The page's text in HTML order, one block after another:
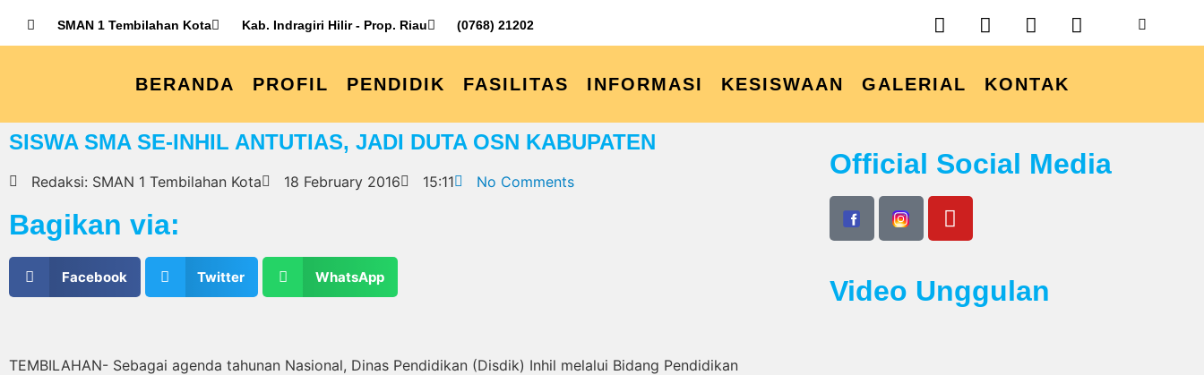
SMAN 1 Tembilahan Kota Kab. Indragiri Hilir - Prop. Riau (0768) 21202
BERANDA PROFIL PENDIDIK FASILITAS INFORMASI KESISWAAN GALERIAL KONTAK
SISWA SMA SE-INHIL ANTUTIAS, JADI DUTA OSN KABUPATEN
Redaksi: SMAN 1 Tembilahan Kota 18 February 2016 15:11 No Comments
Bagikan via:
Facebook Twitter WhatsApp
TEMBILAHAN- Sebagai agenda tahunan Nasional, Dinas Pendidikan (Disdik) Inhil melalui Bidang Pendidikan
Official Social Media
Video Unggulan